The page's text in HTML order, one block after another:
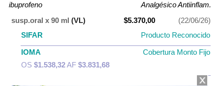
ibuprofeno
Analgésico Antiinflam.
susp.oral x 90 ml (VL) $5.370,00
(22/06/26)
SIFAR
Producto Reconocido
IOMA
Cobertura Monto Fijo
OS $1.538,32AF $3.831,68